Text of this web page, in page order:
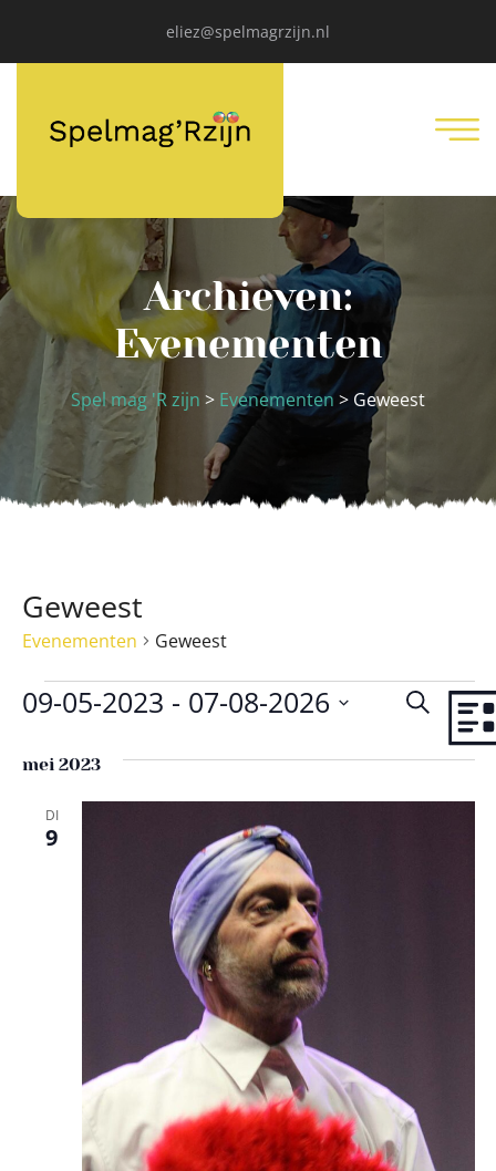
eliez@spelmagrzijn.nl
Archieven:
Evenementen
Spel mag 'R zijn > Evenementen> Geweest
Geweest
Evenementen Geweest
E
v
e
e
n
Zoeken
E
v
Lijst
09-05-2023 - 07-08-2026
een
mei 2023
DI
9